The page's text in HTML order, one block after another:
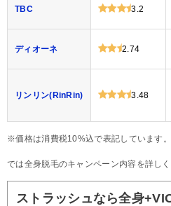
TBC 3.2
ディオーネ 2.74
リンリン(RinRin) 3.48
※価格は消費税10%込で表記しています。
では全身脱毛のキャンペーン内容を詳しく
ストラッシュなら全身